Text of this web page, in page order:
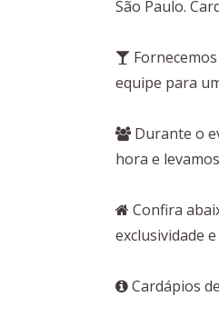
São Paulo.
equipe para
Durante o
hora e
Confira
exclusividade
Cardápios